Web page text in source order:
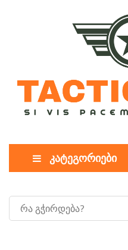
კატეგორიები